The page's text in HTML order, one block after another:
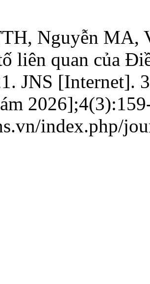
Nguyễn MA,
liên quan của
JNS [Internet].
index.php/